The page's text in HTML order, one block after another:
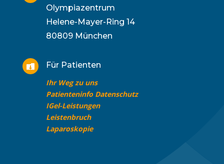
Olympiazentrum
Helene-Mayer-Ring 14
80809 München

Für Patienten
Ihr Weg zu uns
Patienteninfo Datenschutz
IGel-Leistungen
Leistenbruch
Laparoskopie